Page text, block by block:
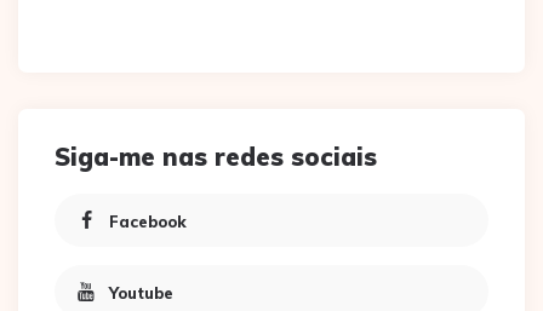
Siga-me nas redes sociais
Facebook
Youtube